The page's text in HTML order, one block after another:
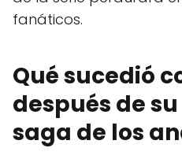
fanáticos.
Qué sucedió
después de
saga de los